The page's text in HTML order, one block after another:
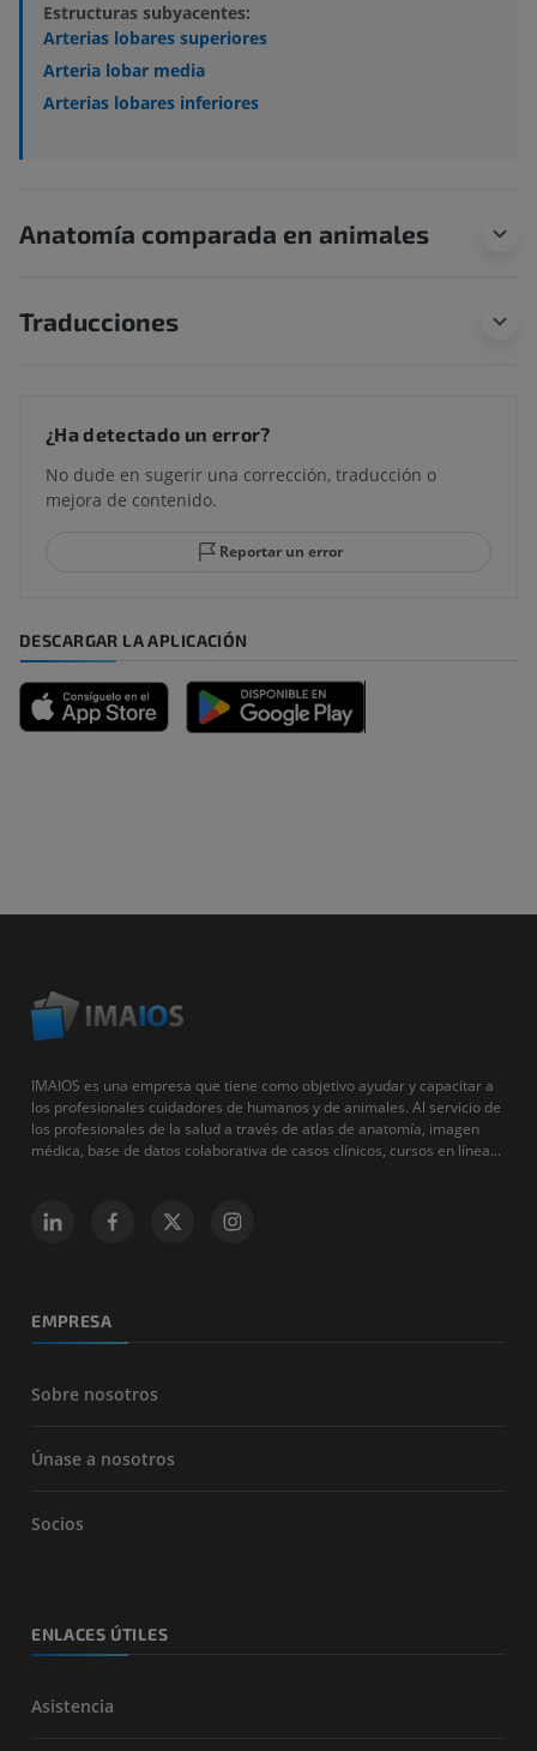
Estructuras subyacentes:
Arterias lobares superiores
Arteria lobar media
Arterias lobares inferiores
Anatomía comparada en animales
Traducciones
¿Ha detectado un error?
No dude en sugerir una corrección, traducción o
mejora de contenido.
Reportar un error
DESCARGAR LA APLICACIÓN
IMAIOS es una empresa que tiene como objetivo ayudar y capacitar a
los profesionales cuidadores de humanos y de animales. Al servicio de
los profesionales de la salud a través de atlas de anatomía, imagen
médica, base de datos colaborativa de casos clínicos, cursos en línea...
EMPRESA
Sobre nosotros
Únase a nosotros
Socios
ENLACES ÚTILES
Asistencia